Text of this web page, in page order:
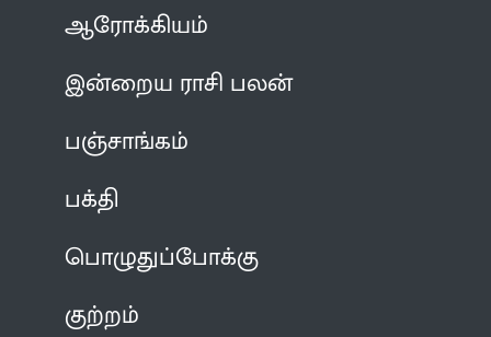
ஆரோக்கியம்
இன்றைய ராசி பலன்
பஞ்சாங்கம்
பக்தி
பொழுதுப்போக்கு
குற்றம்